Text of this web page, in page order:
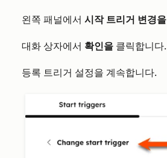
왼쪽 패널에서 시작 트리거 변경을
대화 상자에서 확인을 클릭합니다.
등록 트리거 설정을 계속합니다.